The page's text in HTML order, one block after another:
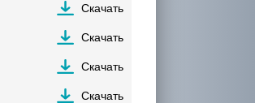
Скачать
Скачать
Скачать
Скачать